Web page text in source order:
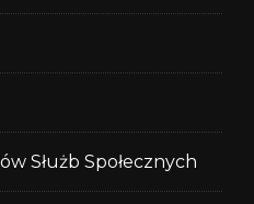
Służb Społecznych